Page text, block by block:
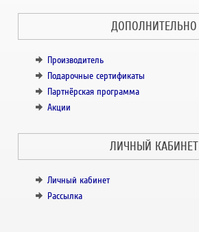
ДОПОЛНИТЕЛЬНО
Производитель
Подарочные сертификаты
Партнёрская программа
Акции
ЛИЧНЫЙ КАБИНЕТ
Личный кабинет
Рассылка